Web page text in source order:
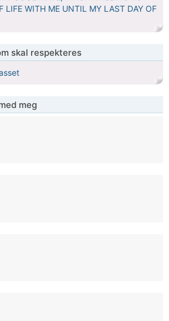
LIFE WITH ME UNTIL MY LAST DAY OF
skal respekteres
meg